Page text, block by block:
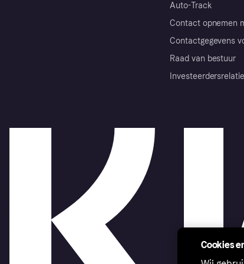
Auto-Track
Contact opnemen
Contactgegevens
Raad van bestuur
Cookies